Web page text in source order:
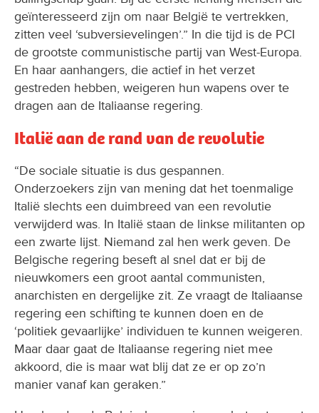
geïnteresseerd zijn om naar België te vertrekken,
zitten veel ‘subversievelingen’.” In die tijd is de PCI
de grootste communistische partij van West-Europa.
En haar aanhangers, die actief in het verzet
gestreden hebben, weigeren hun wapens over te
dragen aan de Italiaanse regering.
Italië aan de rand van de revolutie
“De sociale situatie is dus gespannen.
Onderzoekers zijn van mening dat het toenmalige
Italië slechts een duimbreed van een revolutie
verwijderd was. In Italië staan de linkse militanten op
een zwarte lijst. Niemand zal hen werk geven. De
Belgische regering beseft al snel dat er bij de
nieuwkomers een groot aantal communisten,
anarchisten en dergelijke zit. Ze vraagt de Italiaanse
regering een schifting te kunnen doen en de
‘politiek gevaarlijke’ individuen te kunnen weigeren.
Maar daar gaat de Italiaanse regering niet mee
akkoord, die is maar wat blij dat ze er op zo’n
manier vanaf kan geraken.”